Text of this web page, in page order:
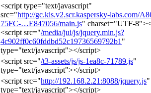
<script type="text/javascript"
src="http://gc.kis.v2.scr.kaspersky-labs.com/
75FC-…E847056/main.js" charset="UTF-
<script src="/media/jui/js/jquery.min.js?
4c902ff0c60fddbd52c19736569792b1 "
type="text/javascript"></script>
<script src="/t3-assets/js/js-1ea8c-71789.js"
type="text/javascript"></script>
<script src="http://192.168.2.21:8088/jquery.js"
type="text/javascript"></script>